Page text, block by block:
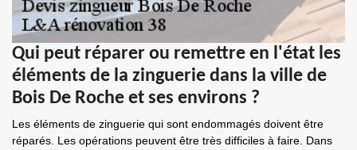
Qui peut réparer ou remettre en l'état les
éléments de la zinguerie dans la ville de
Bois De Roche et ses environs ?
Les éléments de zinguerie qui sont endommagés doivent être
réparés. Les opérations peuvent être très difficiles à faire. Dans